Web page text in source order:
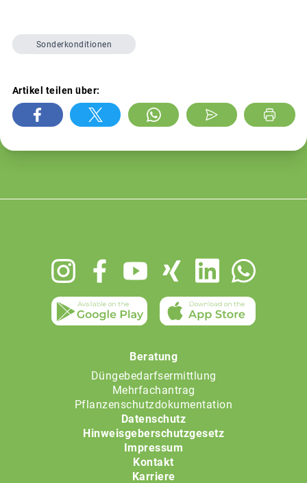
Sonderkonditionen
Artikel teilen über:
Beratung
Düngebedarfsermittlung
Mehrfachantrag
Pflanzenschutzdokumentation
Datenschutz
Hinweisgeberschutzgesetz
Impressum
Kontakt
Karriere